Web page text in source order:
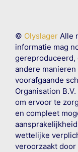
© OlyslagerAlle
informatie mag
gereproduceerd,
andere
voorafgaande
Organisation
om ervoor te
en compleet
wettelijke
veroorzaakt